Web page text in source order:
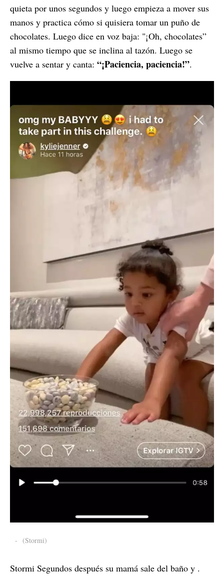
quieta por unos segundos y luego empieza a mover sus
manos y practica cómo si quisiera tomar un puño de
chocolates. Luego dice en voz baja: "¡Oh, chocolates”
al mismo tiempo que se inclina al tazón. Luego se
vuelve a sentar y canta: “¡Paciencia, paciencia!”.
- (Stormi)
Stormi Segundos después su mamá sale del baño y .